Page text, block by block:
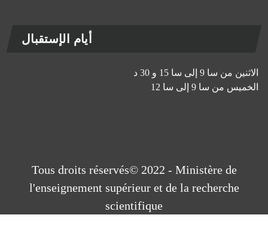
أيام الإستقبال
الاثنين من سا 9 إلى سا 15 و 30 د
الخميس من سا 9 إلى سا 12
Tous droits réservés© 2022 - Ministère de
l'enseignement supérieur et de la recherche
scientifique